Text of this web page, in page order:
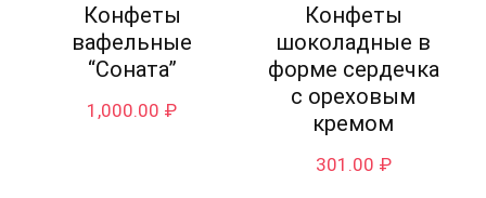
Конфеты
вафельные
“Соната”
1,000.00 ₽
Конфеты
шоколадные в
форме сердечка
с ореховым
кремом
301.00 ₽